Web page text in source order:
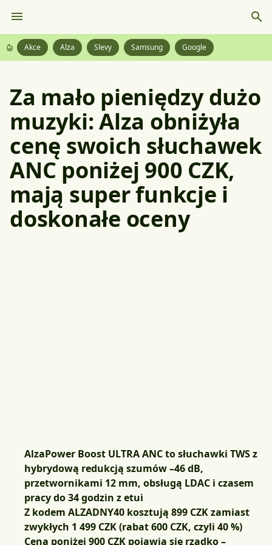
Akce Alza Slevy Samsung Google
Za mało pieniędzy dużo
muzyki: Alza obniżyła
cenę swoich słuchawek
ANC poniżej 900 CZK,
mają super funkcje i
doskonałe oceny
AlzaPower Boost ULTRA ANC to słuchawki TWS z
hybrydową redukcją szumów –46 dB,
przetwornikami 12 mm, obsługą LDAC i czasem
pracy do 34 godzin z etui
Z kodem ALZADNY40 kosztują 899 CZKzamiast
zwykłych 1 499 CZK (rabat 600 CZK, czyli 40 %)
Cena poniżej 900 CZK pojawia się rzadko –